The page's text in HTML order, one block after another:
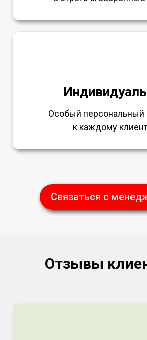
Особый персональный
к каждому
Связаться с
Отзывы